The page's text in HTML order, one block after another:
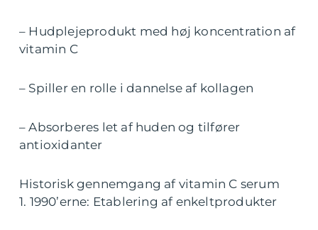
– Hudplejeprodukt med høj koncentration af
vitamin C
– Spiller en rolle i dannelse af kollagen
– Absorberes let af huden og tilfører
antioxidanter
Historisk gennemgang af vitamin C serum
1. 1990’erne: Etablering af enkeltprodukter